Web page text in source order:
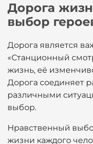
Дорога
выбор
Дорога является
«Станционный
жизнь, её
Дорога соединяет
различными
выбор.
Нравственный
жизни каждого